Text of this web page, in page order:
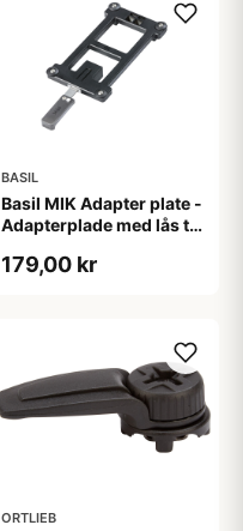
BASIL
Basil MIK Adapter plate -
Adapterplade med lås til
179,00 kr
ORTLIEB